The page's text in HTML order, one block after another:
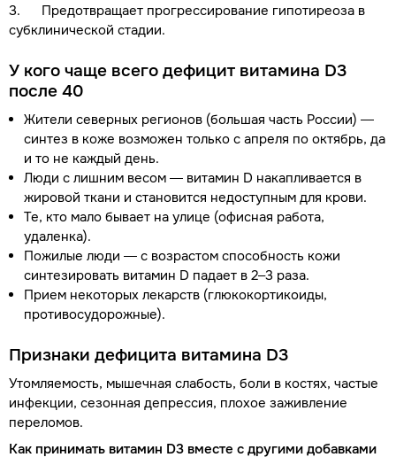
3. Предотвращает прогрессирование гипотиреоза в
субклинической стадии.
У кого чаще всего дефицит витамина D3
после 40
Жители северных регионов (большая часть России) —
синтез в коже возможен только с апреля по октябрь, да
и то не каждый день.
Люди с лишним весом — витамин D накапливается в
жировой ткани и становится недоступным для крови.
Те, кто мало бывает на улице (офисная работа,
удаленка).
Пожилые люди — с возрастом способность кожи
синтезировать витамин D падает в 2–3 раза.
Прием некоторых лекарств (глюкокортикоиды,
противосудорожные).
Признаки дефицита витамина D3
Утомляемость, мышечная слабость, боли в костях, частые
инфекции, сезонная депрессия, плохое заживление
переломов.
Как принимать витамин D3 вместе с другими добавками